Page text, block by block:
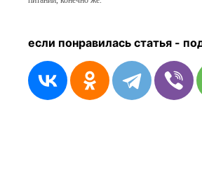
если понравилась статья - п